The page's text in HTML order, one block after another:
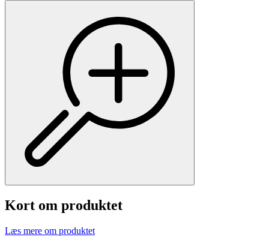
Kort om produktet
Læs mere om produktet